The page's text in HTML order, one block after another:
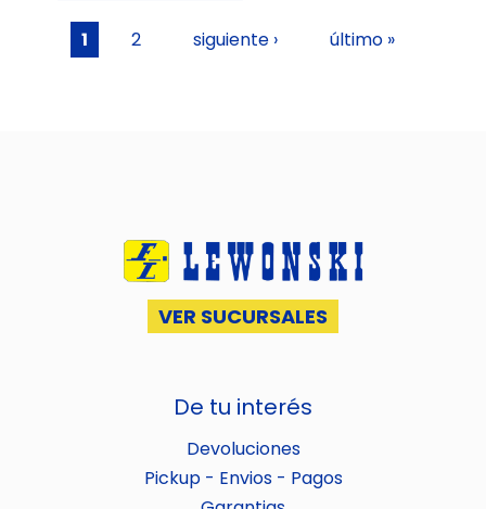
Páginas
1 2 siguiente › último »
VER SUCURSALES
De tu interés
Devoluciones
Pickup - Envios - Pagos